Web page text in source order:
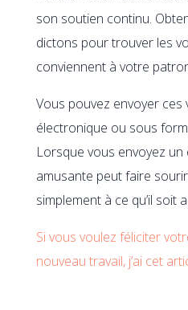
son soutien continu.
dictons pour trouver les
conviennent à votre
Vous pouvez envoyer
électronique ou sous
Lorsque vous envoyez un
amusante peut faire
simplement à ce qu’il soit
Si vous voulez féliciter
nouveau travail, j’ai cet